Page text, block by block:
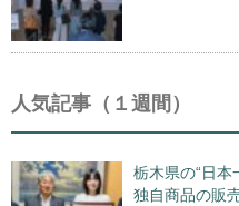
人気記事（１週間）
栃木県の“日
独自商品の販